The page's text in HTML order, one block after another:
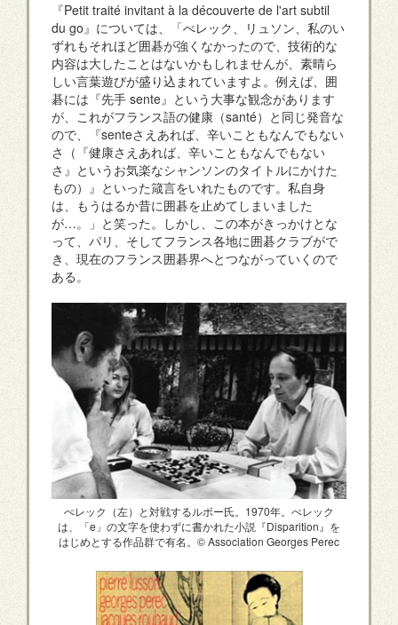
『Petit traité invitant à la découverte de l'art subtil
du go』については、「ぺレック、リュソン、私のい
ずれもそれほど囲碁が強くなかったので、技術的な
内容は大したことはないかもしれませんが、素晴ら
しい言葉遊びが盛り込まれていますよ。例えば、囲
碁には『先手 sente』という大事な観念があります
が、これがフランス語の健康（santé）と同じ発音な
ので、『senteさえあれば、辛いこともなんでもない
さ（『健康さえあれば、辛いこともなんでもない
さ』というお気楽なシャンソンのタイトルにかけた
もの）』といった箴言をいれたものです。私自身
は、もうはるか昔に囲碁を止めてしまいました
が…。」と笑った。しかし、この本がきっかけとな
って、パリ、そしてフランス各地に囲碁クラブがで
き、現在のフランス囲碁界へとつながっていくので
ある。
ぺレック（左）と対戦するルボー氏。1970年。ぺレック
は、「e」の文字を使わずに書かれた小説『Disparition』を
はじめとする作品群で有名。© Association Georges Perec